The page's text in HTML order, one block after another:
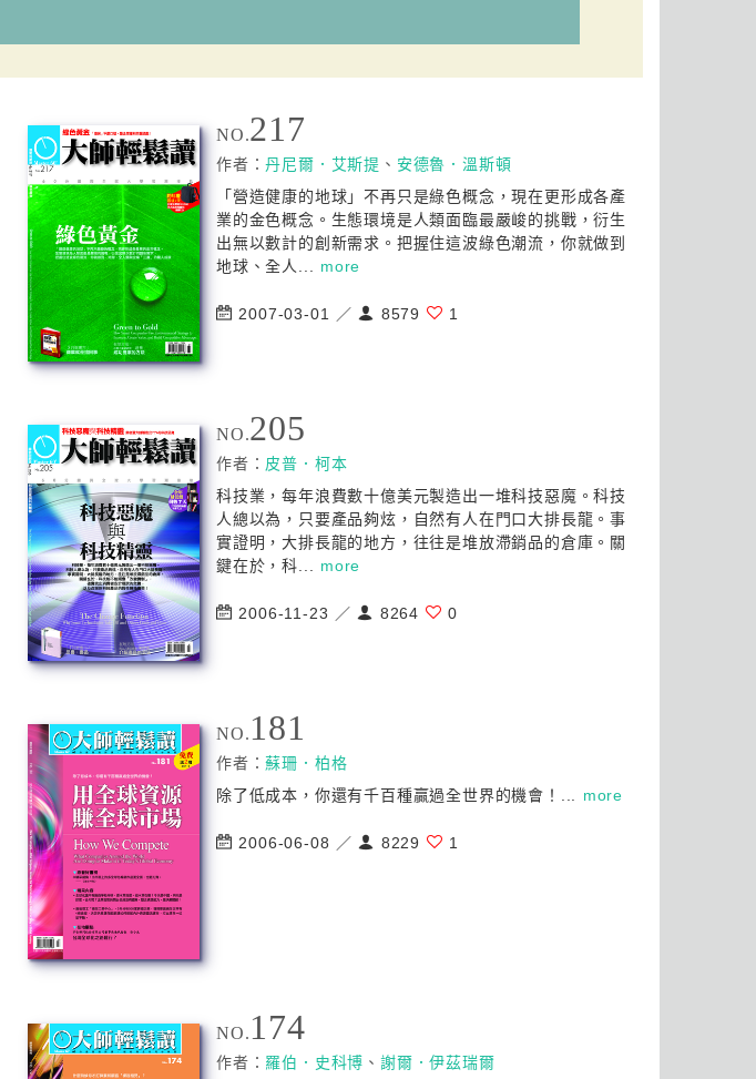
NO.217
作者：丹尼爾．艾斯提 、 安德魯．溫斯頓
「營造健康的地球」不再只是綠色概念，現在更形成各產
業的金色概念。生態環境是人類面臨最嚴峻的挑戰，衍生
出無以數計的創新需求。把握住這波綠色潮流，你就做到
地球、全人... more
2007-03-01 ／ 8579 1
NO.205
作者： 皮普．柯本
科技業，每年浪費數十億美元製造出一堆科技惡魔。科技
人總以為，只要產品夠炫，自然有人在門口大排長龍。事
實證明，大排長龍的地方，往往是堆放滯銷品的倉庫。關
鍵在於，科... more
2006-11-23 ／ 8264 0
NO. 181
作者：蘇珊．柏格
除了低成本，你還有千百種贏過全世界的機會！... more
2006-06-08 ／ 8229 1
NO. 174
作者： 羅伯．史科博 、謝爾．伊茲瑞爾